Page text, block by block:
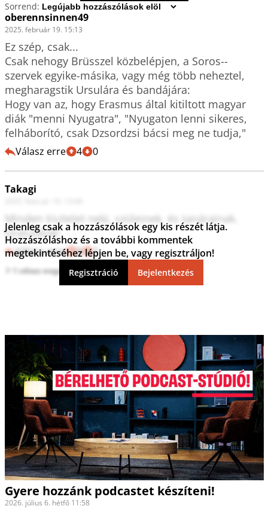
Sorrend:
oberennsinnen49
2025. február 19. 15:13
Ez szép, csak...
Csak nehogy Brüsszel közbelépjen, a Soros--
szervek egyike-másika, vagy még több neheztel,
megharagstik Ursulára és bandájára:
Hogy van az, hogy Erasmus által kitiltott magyar
diák "menni Nyugatra", "Nyugaton lenni sikeres,
Válasz erre 4 0
Takagi
Minden tisztelet neki, szüleinek, és tanárainak.
Gratulálok!
Válasz erre 8 2
1 válasz megtekintése
Jelenleg csak a hozzászólások egy kis részét látja.
Hozzászóláshoz és a további kommentek
megtekintéséhez lépjen be, vagy regisztráljon!
Regisztráció Bejelentkezés
Gyere hozzánk podcastet készíteni!
2026. július 6. hétfő 11:58